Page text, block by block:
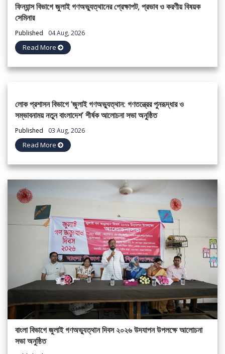
ফিন্যান্স বিভাগে জুলাই গণঅভ্যুত্থানের প্রেক্ষাপট, প্রভাব ও করণীয় বিষয়ক
সেমিনার
Published 04 Aug, 2026
Read More
লোক প্রশাসন বিভাগে ‘জুলাই গণঅভ্যুত্থান: গণতন্ত্রের পুনরূদ্ধার ও
সম্ভাবনাময় নতুন বাংলাদেশ’ শীর্ষক আলোচনা সভা অনুষ্ঠিত
Published 03 Aug, 2026
Read More
বাংলা বিভাগে জুলাই গণঅভ্যুত্থান দিবস ২০২৬ উদযাপন উপলক্ষে আলোচনা
সভা অনুষ্ঠিত